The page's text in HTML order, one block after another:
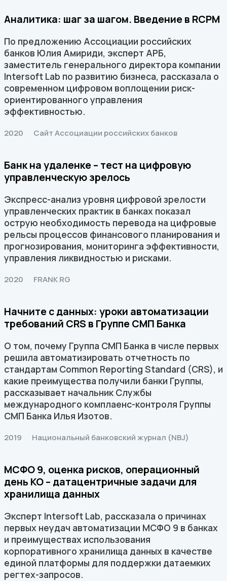
Аналитика: шаг за шагом. Введение в RCPM
По предложению Ассоциации российских
банков Юлия Амириди, эксперт АРБ,
заместитель генерального директора компании
Intersoft Lab по развитию бизнеса, рассказала о
современном цифровом воплощении риск-
ориентированного управления
эффективностью.
2020 Сайт Ассоциации российских банков
Банк на удаленке – тест на цифровую
управленческую зрелось
Экспресс-анализ уровня цифровой зрелости
управленческих практик в банках показал
острую необходимость перевода на цифровые
рельсы процессов финансового планирования и
прогнозирования, мониторинга эффективности,
управления ликвидностью и рисками.
2020 FRANK RG
Начните с данных: уроки автоматизации
требований CRS в Группе СМП Банка
О том, почему Группа СМП Банка в числе первых
решила автоматизировать отчетность по
стандартам Common Reporting Standard (CRS), и
какие преимущества получили банки Группы,
рассказывает начальник Службы
международного комплаенс-контроля Группы
СМП Банка Илья Изотов.
2019 Национальный банковский журнал (NBJ)
МСФО 9, оценка рисков, операционный
день КО – датацентричные задачи для
хранилища данных
Эксперт Intersoft Lab, рассказала о причинах
первых неудач автоматизации МСФО 9 в банках
и преимуществах использования
корпоративного хранилища данных в качестве
единой платформы для поддержки датаемких
регтех-запросов.